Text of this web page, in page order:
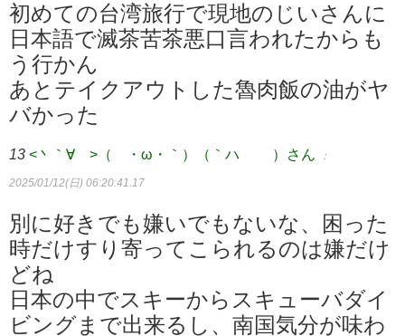
初めての台湾旅行で現地のじいさんに
日本語で滅茶苦茶悪口言われたからも
う行かん
あとテイクアウトした魯肉飯の油がヤ
バかった
13 <丶｀∀´>（´・ω・｀）（｀ハ´ ）さん ：
2025/01/12(日) 06:20:41.17
別に好きでも嫌いでもないな、困った
時だけすり寄ってこられるのは嫌だけ
どね
日本の中でスキーからスキューバダイ
ビングまで出来るし、南国気分が味わ